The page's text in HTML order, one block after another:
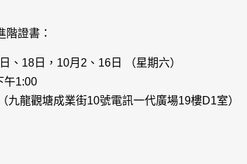
階證書：
、18日，10月2、16日 （星期六）
午1:00
九龍觀塘成業街10號電訊一代廣場19樓D1室）